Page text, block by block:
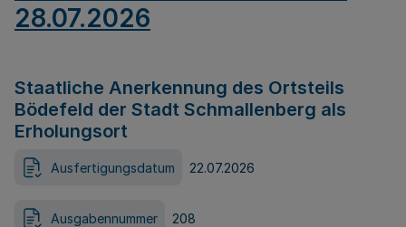
28.07.2026
Staatliche Anerkennung des Ortsteils
Bödefeld der Stadt Schmallenberg als
Erholungsort
Ausfertigungsdatum 22.07.2026
Ausgabennummer 208